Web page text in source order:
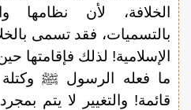
الخلافة، لأن نظامها
بالتسميات، فقد تسمى
الإسلامية! لذلك فإقامتها
ما فعله الرسول ﷺ
قائمة! والتغيير لا يتم